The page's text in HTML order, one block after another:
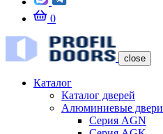
0
close
Каталог
Каталог дверей
Алюминиевые двери
Серия AGN